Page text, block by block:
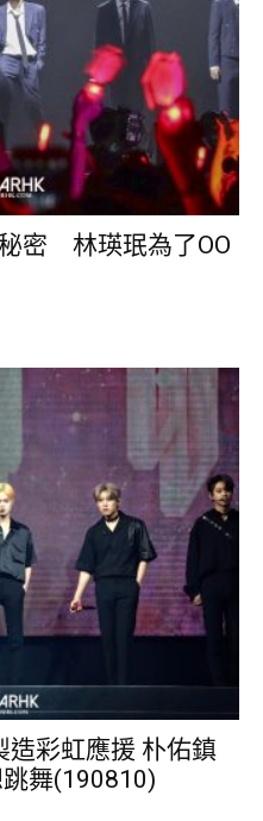
密 林瑛珉為了OO
造彩虹應援 朴佑鎮
舞(190810)